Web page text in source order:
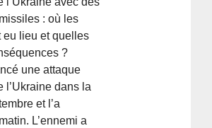
: où les
eu lieu et quelles
?
une attaque
l’Ukraine dans la
et l’a
L’ennemi a